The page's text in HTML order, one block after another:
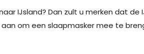
IJsland? Dan zult u merken dat
om een slaapmasker mee te